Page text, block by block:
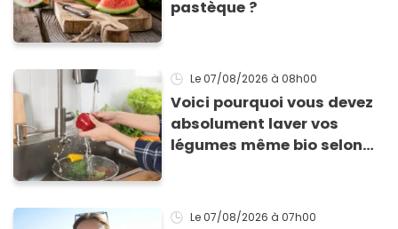
pastèque ?
Le 07/08/2026 à 08h00
Voici pourquoi vous devez
absolument laver vos
légumes même bio selon
Le 07/08/2026 à 07h00